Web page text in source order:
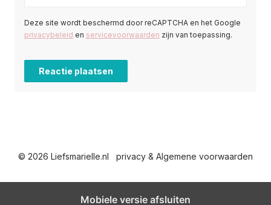
Deze site wordt beschermd door reCAPTCHA en het Google
privacybeleid en servicevoorwaarden zijn van toepassing.
© 2026 Liefsmarielle.nl privacy & Algemene voorwaarden
Mobiele versie afsluiten